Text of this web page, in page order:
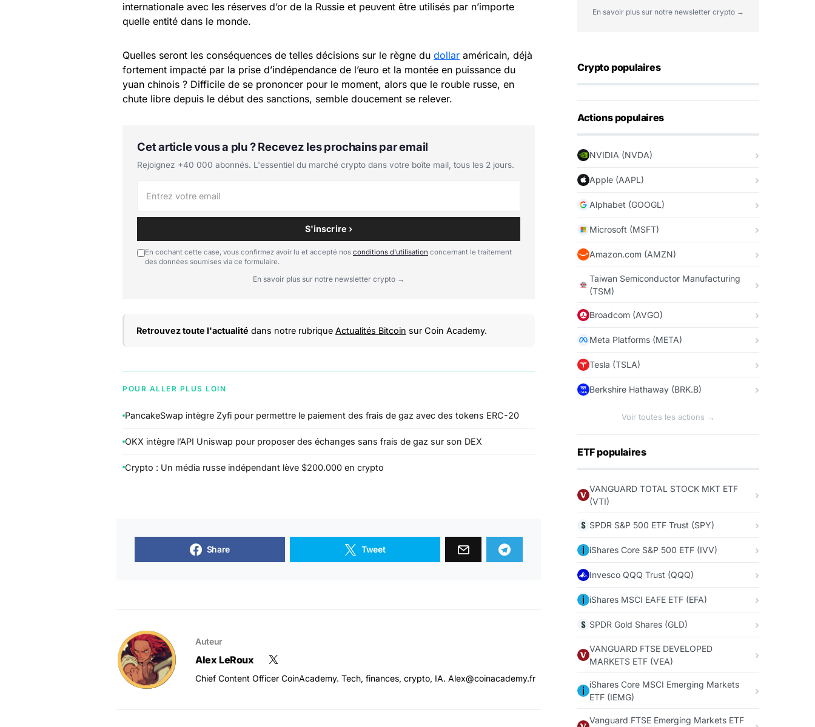
internationale avec les réserves d’or de la Russie et peuvent être utilisés par n’importe
quelle entité dans le monde.
Quelles seront les conséquences de telles décisions sur le règne du dollar américain, déjà
fortement impacté par la prise d’indépendance de l’euro et la montée en puissance du
yuan chinois ? Difficile de se prononcer pour le moment, alors que le rouble russe, en
chute libre depuis le début des sanctions, semble doucement se relever.
Cet article vous a plu ? Recevez les prochains par email
Rejoignez +40 000 abonnés. L'essentiel du marché crypto dans votre boîte mail, tous les 2 jours.
S'inscrire ›
En cochant cette case, vous confirmez avoir lu et accepté nos conditions d'utilisation concernant le traitement
des données soumises via ce formulaire.
En savoir plus sur notre newsletter crypto →
Retrouvez toute l'actualité dans notre rubrique Actualités Bitcoin sur Coin Academy.
POUR ALLER PLUS LOIN
PancakeSwap intègre Zyfi pour permettre le paiement des frais de gaz avec des tokens ERC-20
OKX intègre l’API Uniswap pour proposer des échanges sans frais de gaz sur son DEX
Crypto : Un média russe indépendant lève $200.000 en crypto
Share Tweet
Auteur
Alex LeRoux
Chief Content Officer CoinAcademy. Tech, finances, crypto, IA. Alex@coinacademy.fr
En savoir plus sur notre newsletter crypto →
Crypto populaires
Actions populaires
NVIDIA (NVDA)
Apple (AAPL)
Alphabet (GOOGL)
Microsoft (MSFT)
Amazon.com (AMZN)
Taiwan Semiconductor Manufacturing
(TSM)
Broadcom (AVGO)
Meta Platforms (META)
Tesla (TSLA)
Berkshire Hathaway (BRK.B)
Voir toutes les actions →
ETF populaires
VANGUARD TOTAL STOCK MKT ETF
(VTI)
SPDR S&P 500 ETF Trust (SPY)
iShares Core S&P 500 ETF (IVV)
Invesco QQQ Trust (QQQ)
iShares MSCI EAFE ETF (EFA)
SPDR Gold Shares (GLD)
VANGUARD FTSE DEVELOPED
MARKETS ETF (VEA)
iShares Core MSCI Emerging Markets
ETF (IEMG)
Vanguard FTSE Emerging Markets ETF